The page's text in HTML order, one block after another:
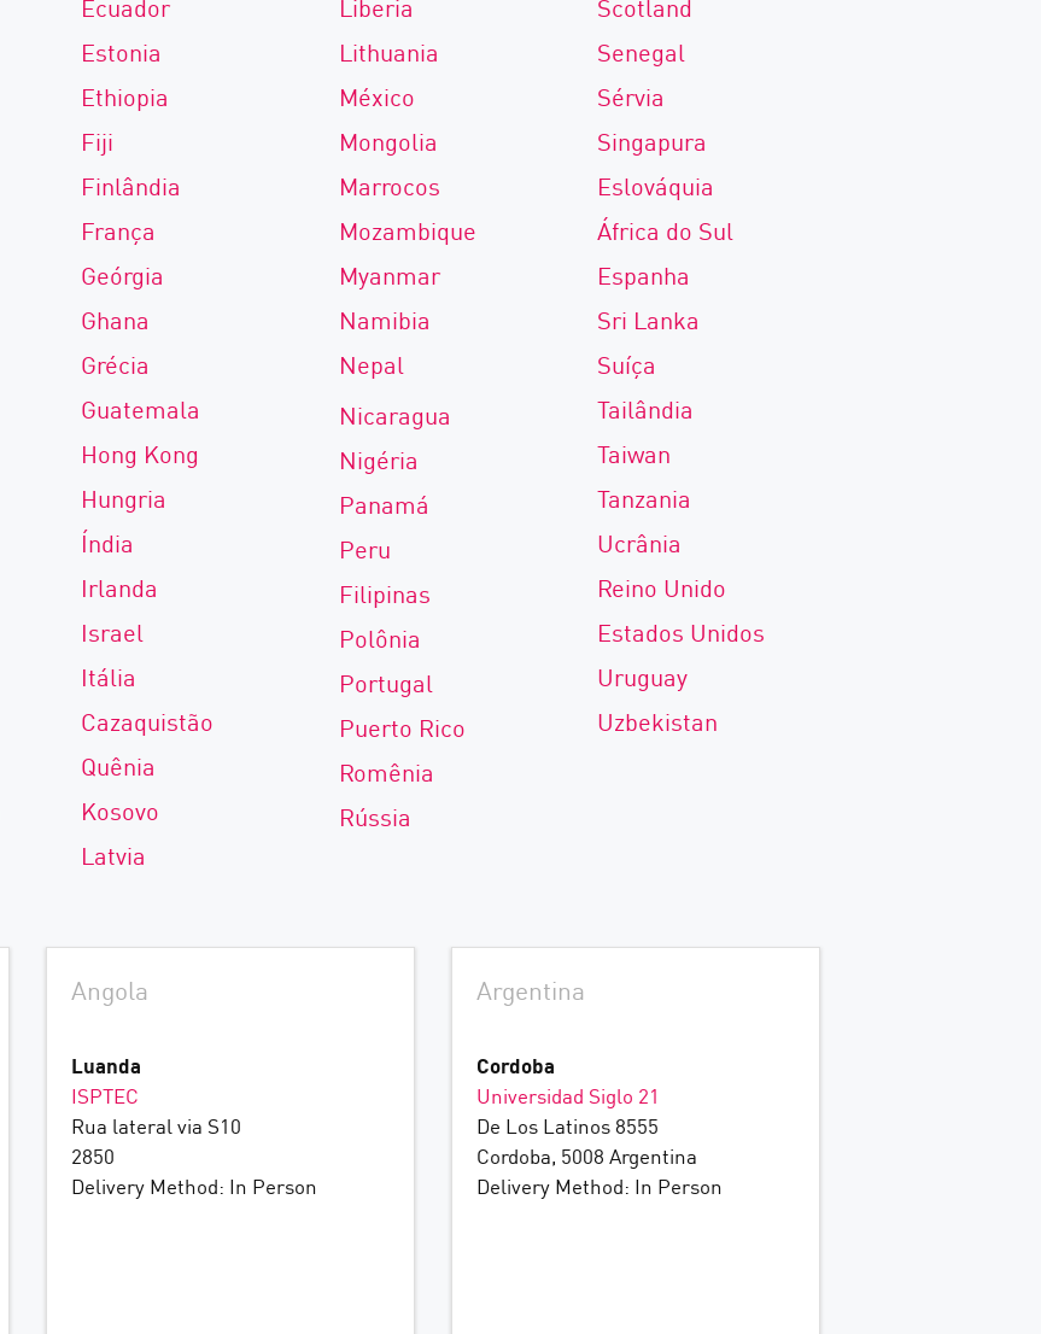
Estonia
Ethiopia
Fiji
Finlândia
França
Geórgia
Ghana
Grécia
Guatemala
Hong Kong
Hungria
Índia
Irlanda
Israel
Itália
Cazaquistão
Quênia
Kosovo
Latvia
Lithuania
México
Mongolia
Marrocos
Mozambique
Myanmar
Namibia
Nepal
Nicaragua
Nigéria
Panamá
Peru
Filipinas
Polônia
Portugal
Puerto Rico
Romênia
Rússia
Senegal
Sérvia
Singapura
Eslováquia
África do Sul
Espanha
Sri Lanka
Suíça
Tailândia
Taiwan
Tanzania
Ucrânia
Reino Unido
Estados Unidos
Uruguay
Uzbekistan
Angola
Luanda
ISPTEC
Rua lateral via S10
2850
Delivery Method: In Person
Argentina
Cordoba
Universidad Siglo 21
De Los Latinos 8555
Cordoba, 5008 Argentina
Delivery Method: In Person